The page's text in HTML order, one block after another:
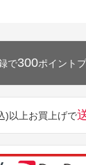
で300ポイント
)以上お買上げで